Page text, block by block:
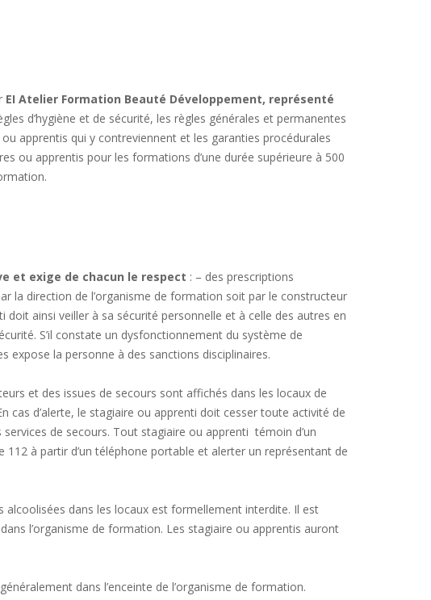
EI Atelier Formation Beauté Développement, représenté
d’hygiène et de sécurité, les règles générales et permanentes
apprentis qui y contreviennent et les garanties procédurales
ou apprentis pour les formations d’une durée supérieure à 500
et exige de chacun le respect : – des prescriptions
la direction de l’organisme de formation soit par le constructeur
ainsi veiller à sa sécurité personnelle et à celle des autres en
S’il constate un dysfonctionnement du système de
expose la personne à des sanctions disciplinaires.
et des issues de secours sont affichés dans les locaux de
cas d’alerte, le stagiaire ou apprenti doit cesser toute activité de
de secours. Tout stagiaire ou apprenti témoin d’un
à partir d’un téléphone portable et alerter un représentant de
dans les locaux est formellement interdite. Il est
l’organisme de formation. Les stagiaire ou apprentis auront
dans l’enceinte de l’organisme de formation.